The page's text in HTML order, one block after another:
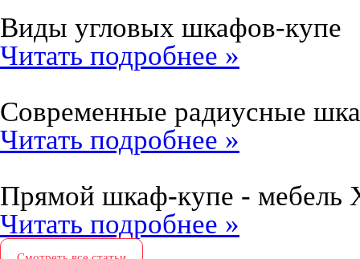
Виды угловых шкафов-купе
Читать подробнее »
Современные радиусные
Читать подробнее »
Прямой шкаф-купе - мебель
Читать подробнее »